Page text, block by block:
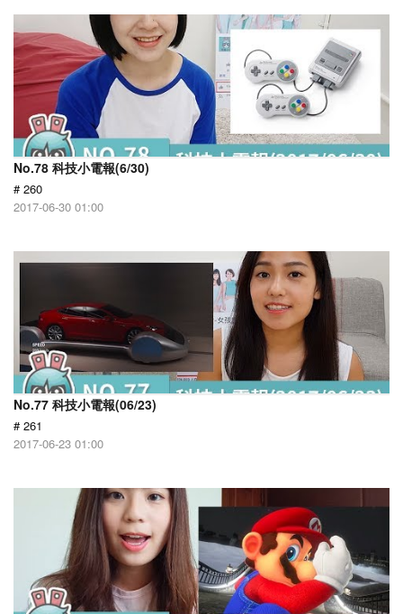
No.78 科技小電報(6/30)
# 260
2017-06-30 01:00
No.77 科技小電報(06/23)
# 261
2017-06-23 01:00